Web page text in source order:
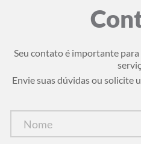
Seu contato é importante
Envie suas dúvidas ou solicite